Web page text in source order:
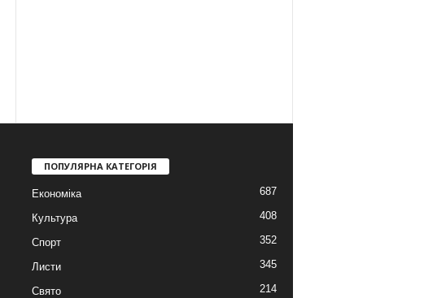
ПОПУЛЯРНА КАТЕГОРІЯ
Економіка 687
Культура 408
Спорт 352
Листи 345
Свято 214